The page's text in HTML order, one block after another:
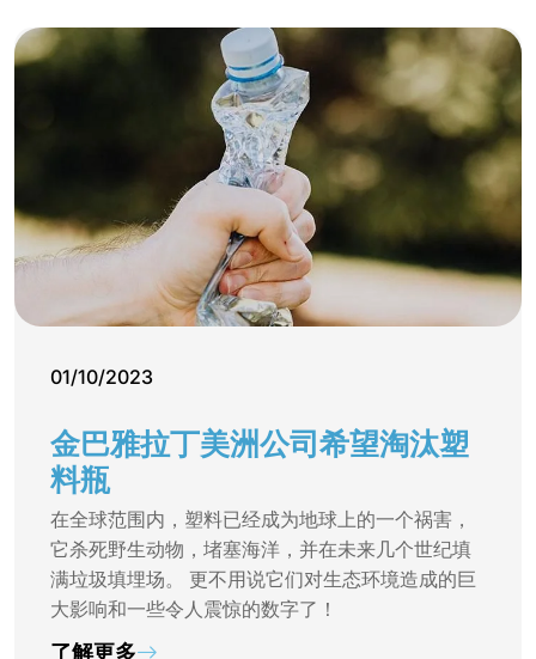
01/10/2023
金巴雅拉丁美洲公司希望淘汰塑
料瓶
在全球范围内，塑料已经成为地球上的一个祸害，
它杀死野生动物，堵塞海洋，并在未来几个世纪填
满垃圾填埋场。 更不用说它们对生态环境造成的巨
大影响和一些令人震惊的数字了！
了解更多